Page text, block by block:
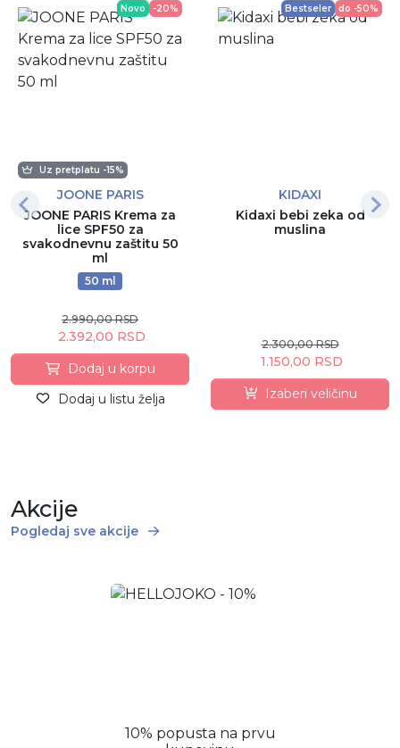
Novo -20%
Uz pretplatu -15%
JOONE PARIS
JOONE PARIS Krema za
lice SPF50 za
svakodnevnu zaštitu 50
ml
50 ml
2.990,00 RSD
2.392,00 RSD
Dodaj u korpu
Dodaj u listu želja
Bestseler do -50%
KIDAXI
Kidaxi bebi zeka od
muslina
2.300,00 RSD
1.150,00 RSD
Izaberi veličinu
Akcije
Pogledaj sve akcije
10% popusta na prvu